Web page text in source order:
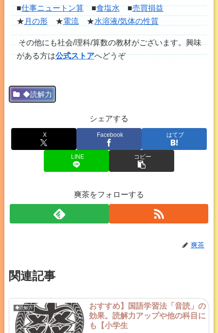
■仕事ニュートン算 ■食塩水 ■売買損益
★ 月の形 ★電流★水溶液/気体の性質
その他にも社会/理科/算数の教材がございます。興味
がある方は公式ストアへどうぞ
◆読解力
シェアする
X Facebook はてブ
LINE コピー
爽茶をフォローする
爽茶
関連記事
◆読解力
おすすめ】国語学習法「音読」の
効果。読解力アップや他の科目に
も【小学生